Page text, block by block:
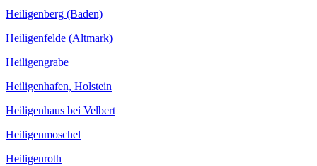
Heiligenberg (Baden)
Heiligenfelde (Altmark)
Heiligengrabe
Heiligenhafen, Holstein
Heiligenhaus bei Velbert
Heiligenmoschel
Heiligenroth